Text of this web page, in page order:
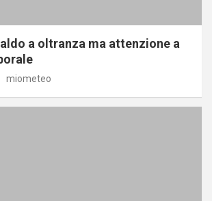
a oltranza ma attenzione a
miometeo